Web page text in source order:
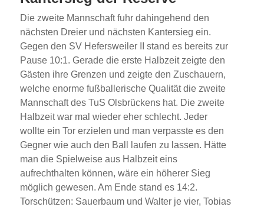
Die zweite Mannschaft fuhr dahingehend den
nächsten Dreier und nächsten Kantersieg ein.
Gegen den SV Hefersweiler II stand es bereits zur
Pause 10:1. Gerade die erste Halbzeit zeigte den
Gästen ihre Grenzen und zeigte den Zuschauern,
welche enorme fußballerische Qualität die zweite
Mannschaft des TuS Olsbrückens hat. Die zweite
Halbzeit war mal wieder eher schlecht. Jeder
wollte ein Tor erzielen und man verpasste es den
Gegner wie auch den Ball laufen zu lassen. Hätte
man die Spielweise aus Halbzeit eins
aufrechthalten können, wäre ein höherer Sieg
möglich gewesen. Am Ende stand es 14:2.
Torschützen: Sauerbaum und Walter je vier, Tobias